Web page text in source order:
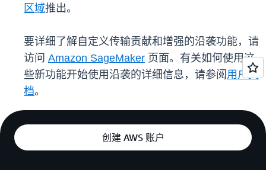
区域推出。
要详细了解自定义传输贡献和增强的沿袭功能，请
访问 Amazon SageMaker 页面。有关如何使用这
些新功能开始使用沿袭的详细信息，请参阅 用户文
档。
创建 AWS 账户